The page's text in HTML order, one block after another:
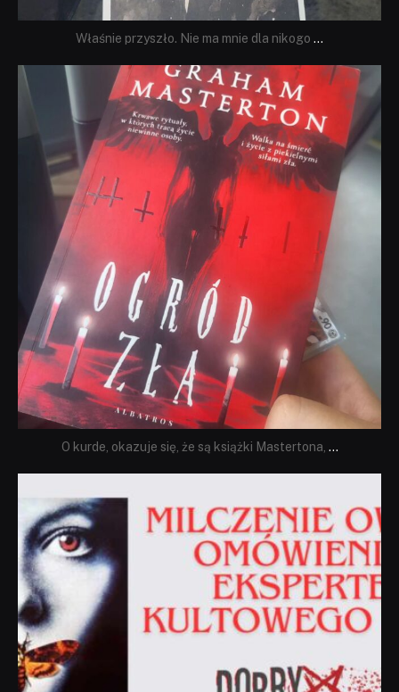
Właśnie przyszło. Nie ma mnie dla nikogo ...
dobryhorror
Sie 23
O kurde, okazuje się, że są książki Mastertona, ...